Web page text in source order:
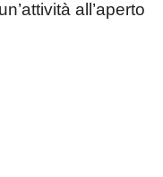
all’aperto